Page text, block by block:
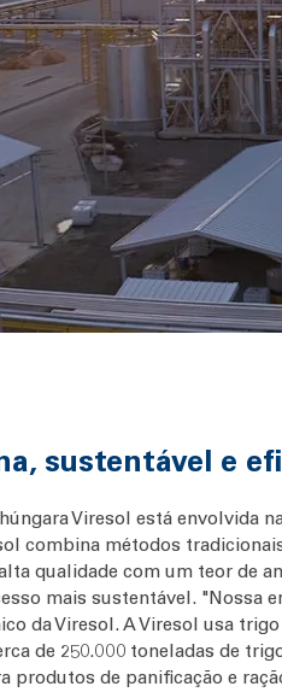
sustentável e
Viresol está envolvida
combina métodos
qualidade com um teor de
mais sustentável. "Nossa
da Viresol. A Viresol usa
de 250.000 toneladas de
produtos de panificação e